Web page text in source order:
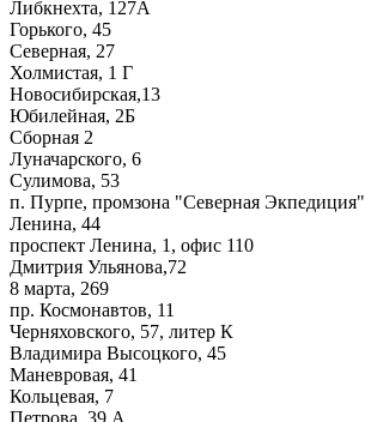
Либкнехта, 127А
Горького, 45
Северная, 27
Холмистая, 1 Г
Новосибирская,13
Юбилейная, 2Б
Сборная 2
Луначарского, 6
Сулимова, 53
п. Пурпе, промзона "Северная Экпедиция"
Ленина, 44
проспект Ленина, 1, офис 110
Дмитрия Ульянова,72
8 марта, 269
пр. Космонавтов, 11
Черняховского, 57, литер К
Владимира Высоцкого, 45
Маневровая, 41
Кольцевая, 7
Петрова, 39 А